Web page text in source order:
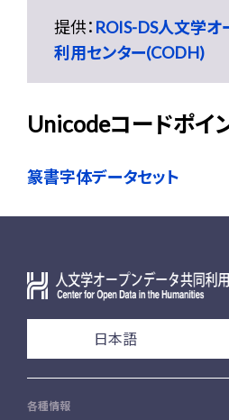
提供： ROIS-DS人文学オ
利用センター(CODH)
Unicodeコードポイ
篆書字体データセット
日本語
各種情報